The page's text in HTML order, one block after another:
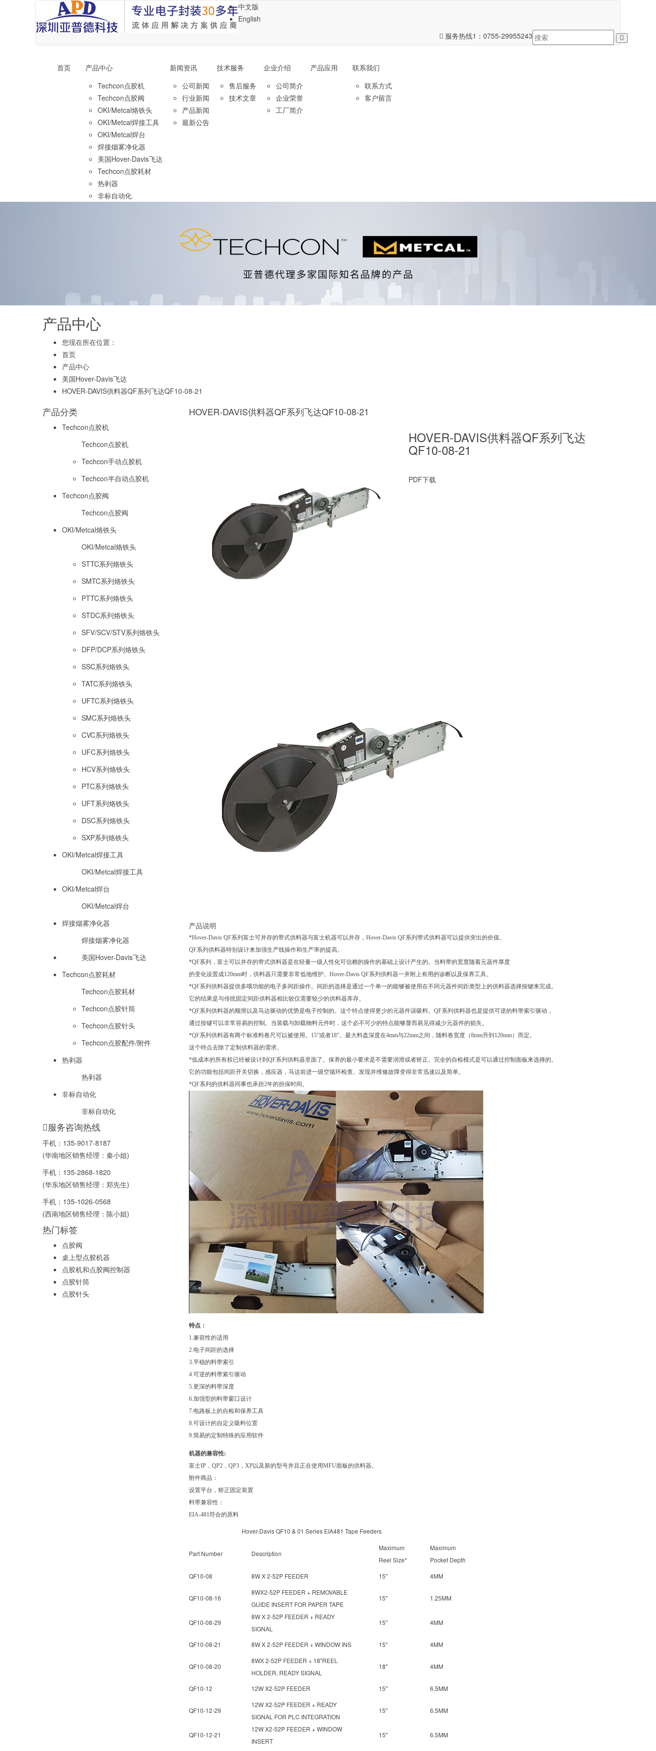
中文版
English
服务热线1： 0755-29955243
首页
产品中心
Techcon点胶机
Techcon点胶阀
OKI/Metcal烙铁头
OKI/Metcal焊接工具
OKI/Metcal焊台
焊接烟雾净化器
美国Hover-Davis飞达
Techcon点胶耗材
热剥器
非标自动化
新闻资讯
公司新闻
行业新闻
产品新闻
最新公告
技术服务
售后服务
技术文章
企业介绍
公司简介
企业荣誉
工厂简介
产品应用
联系我们
联系方式
客户留言
产品中心
您现在所在位置：
首页
产品中心
美国Hover-Davis飞达
HOVER-DAVIS供料器QF系列飞达QF10-08-21
产品分类
Techcon点胶机
Techcon点胶机
Techcon手动点胶机
Techcon半自动点胶机
Techcon点胶阀
Techcon点胶阀
OKI/Metcal烙铁头
OKI/Metcal烙铁头
STTC系列烙铁头
SMTC系列烙铁头
PTTC系列烙铁头
STDC系列烙铁头
SFV/SCV/STV系列烙铁头
DFP/DCP系列烙铁头
SSC系列烙铁头
TATC系列烙铁头
UFTC系列烙铁头
SMC系列烙铁头
CVC系列烙铁头
UFC系列烙铁头
HCV系列烙铁头
PTC系列烙铁头
UFT系列烙铁头
DSC系列烙铁头
SXP系列烙铁头
OKI/Metcal焊接工具
OKI/Metcal焊接工具
OKI/Metcal焊台
OKI/Metcal焊台
焊接烟雾净化器
焊接烟雾净化器
美国Hover-Davis飞达
Techcon点胶耗材
Techcon点胶耗材
Techcon点胶针筒
Techcon点胶针头
Techcon点胶配件/附件
热剥器
热剥器
非标自动化
非标自动化
服务咨询热线
手机： 135-9017-8187
(华南地区销售经理：秦小姐)
手机： 135-2868-1820
(华东地区销售经理：郑先生)
手机： 135-1026-0568
(西南地区销售经理：陈小姐)
热门标签
点胶阀
桌上型点胶机器
点胶机和点胶阀控制器
点胶针筒
点胶针头
HOVER-DAVIS供料器QF系列飞达QF10-08-21
HOVER-DAVIS供料器QF系列飞达
QF10-08-21
PDF下载
产品说明
*Hover-Davis QF系列富士可并存的带式供料器与富士机器可以并存，Hover-Davis QF系列带式供料器可以提供突出的价值。
QF系列供料器特别设计来加强生产线操作和生产率的提高。
*QF系列，富士可以并存的带式供料器是在轻量一级人性化可信赖的操作的基础上设计产生的。当料带的宽度随着元器件厚度
的变化设置成120mm时，供料器只需要非常低地维护。Hover-Davis QF系列供料器一并附上有用的诊断以及保养工具。
*QF系列供料器提供多哦功能的电子多间距操作。间距的选择是通过一个单一的能够被使用在不同元器件间距类型上的供料器选择按键来完成。
它的结果是与传统固定间距供料器相比较仅需要较少的供料器库存。
*QF系列供料器的顺滑以及马达驱动的优势是电子控制的。这个特点使得更少的元器件误吸料。QF系列供料器也是提供可逆的料带索引驱动，
通过按键可以非常容易的控制。当装载与卸载物料元件时，这个必不可少的特点能够显而易见得减少元器件的损失。
*QF系列供料器有两个标准料卷尺可以被使用。15”或者18”。最大料盘深度在4mm与22mm之间，随料卷宽度（8mm升到120mm）而定。
这个特点去除了定制供料器的需求。
*低成本的所有权已经被设计到QF系列供料器里面了。保养的最小要求是不需要润滑或者矫正。完全的自检模式是可以通过控制面板来选择的。
它的功能包括间距开关切换，感应器，马达前进一级空循环检查。发现并维修故障变得非常迅速以及简单。
*QF系列的供料器同事也承担2年的担保时间。
特点：
1.兼容性的适用
2.电子间距的选择
3.平稳的料带索引
4.可逆的料带索引驱动
5.更深的料带深度
6.加强型的料带窗口设计
7.电路板上的自检和保养工具
8.可设计的自定义吸料位置
9.简易的定制特殊的应用软件
机器的兼容性:
富士IP，QP2，QP3，XP以及新的型号并且正在使用MFU面板的供料器。
附件商品：
设置平台，矫正固定装置
料带兼容性：
EIA-481符合的原料
Hover-Davis QF10 & 01 Series EIA481 Tape Feeders
Part Number Description
Maximum
Reel Size*
Maximum
Pocket Depth
QF10-08
8W X 2-52P FEEDER 15" 4MM
QF10-08-16
8WX2-52P FEEDER + REMOVABLE
GUIDE INSERT FOR PAPER TAPE
15" 1.25MM
QF10-08-29
8W X 2-52P FEEDER + READY
SIGNAL
15" 4MM
QF10-08-21 8W X 2-52P FEEDER + WINDOW INS 15" 4MM
QF10-08-20
8WX 2-52P FEEDER + 18"REEL
HOLDER, READY SIGNAL
18" 4MM
QF10-12 12W X2-52P FEEDER 15" 6.5MM
QF10-12-29
12W X2-52P FEEDER + READY
SIGNAL FOR PLC INTEGRATION
15" 6.5MM
QF10-12-21
12W X2-52P FEEDER + WINDOW
INSERT
15" 6.5MM